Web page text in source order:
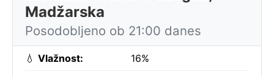
Madžarska
Posodobljeno ob 21:00 danes
💧 Vlažnost: 16%